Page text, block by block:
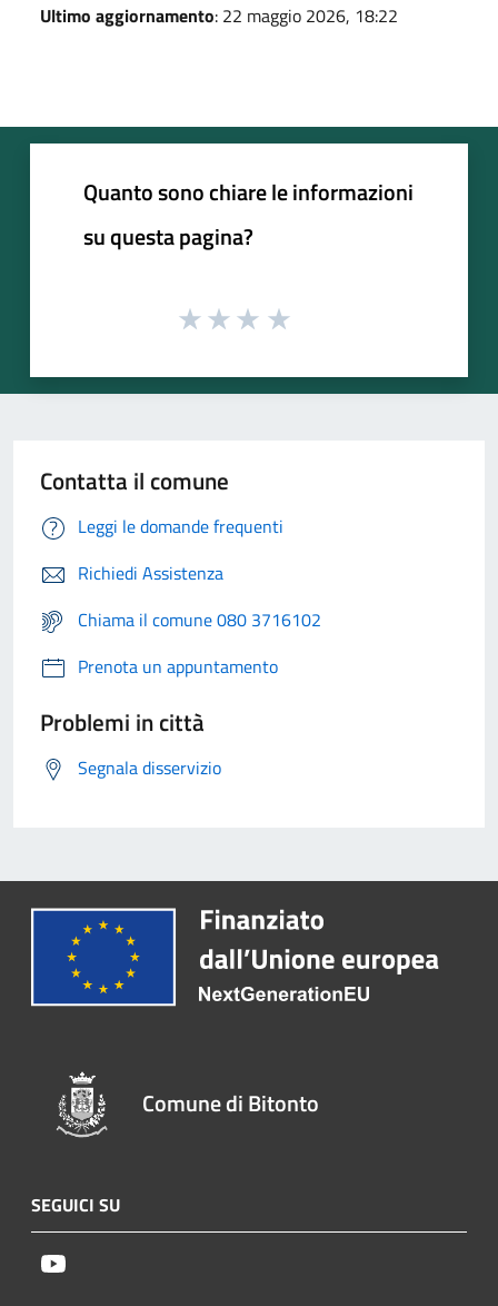
Ultimo aggiornamento: 22 maggio 2026, 18:22
Quanto sono chiare le informazioni
su questa pagina?
Contatta il comune
Leggi le domande frequenti
Richiedi Assistenza
Chiama il comune 080 3716102
Prenota un appuntamento
Problemi in città
Segnala disservizio
Comune di Bitonto
SEGUICI SU